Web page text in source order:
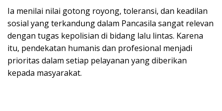
Ia menilai nilai gotong royong, toleransi, dan keadilan
sosial yang terkandung dalam Pancasila sangat relevan
dengan tugas kepolisian di bidang lalu lintas. Karena
itu, pendekatan humanis dan profesional menjadi
prioritas dalam setiap pelayanan yang diberikan
kepada masyarakat.